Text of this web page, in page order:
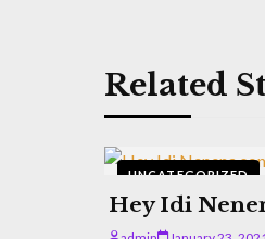
Related
UNCATEGORIZED
Hey Idi